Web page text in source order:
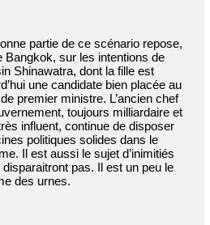
partie de ce scénario repose,
Bangkok, sur les intentions de
Shinawatra, dont la fille est
une candidate bien placée au
premier ministre. L’ancien chef
toujours milliardaire et
influent, continue de disposer
politiques solides dans le
Il est aussi le sujet d’inimitiés
disparaitront pas. Il est un peu le
des urnes.